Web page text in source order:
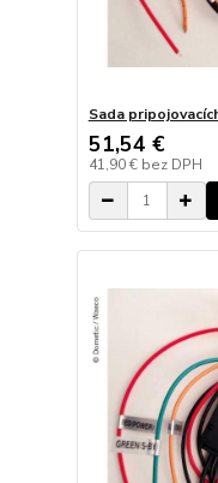
Sada
51,54 €
41,90 € bez DPH